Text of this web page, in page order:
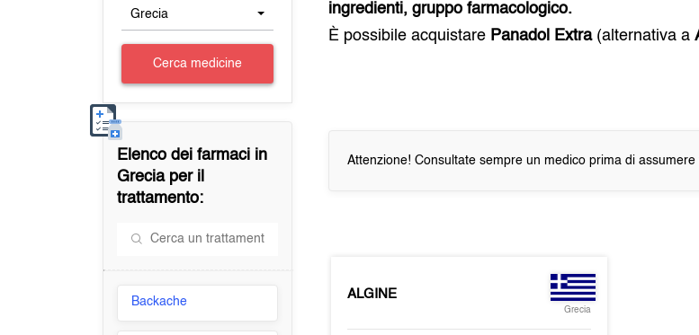
Grecia
Cerca medicine
Elenco dei farmaci in
Greciaper il
trattamento:
Backache
ingredienti, gruppo farmacologico.
È possibile acquistare Panadol Extra(alternativa a
Attenzione! Consultate sempre un medico prima di assumere
ALGINE
Grecia